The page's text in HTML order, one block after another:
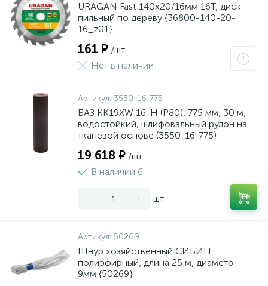
URAGAN Fast 140x20/16мм 16Т, диск
пильный по дереву {36800-140-20-
16_z01}
161 ₽ /шт
Нет в наличии
Артикул: 3550-16-775
БАЗ KK19XW 16-H (Р80), 775 мм, 30 м,
водостойкий, шлифовальный рулон на
тканевой основе (3550-16-775)
19 618 ₽ /шт
В наличии 6
- + шт
Артикул: 50269
Шнур хозяйственный СИБИН,
полиэфирный, длина 25 м, диаметр -
9мм {50269}